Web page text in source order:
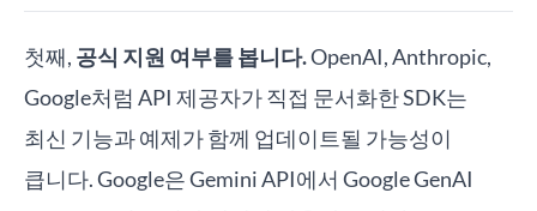
첫째, 공식 지원 여부를 봅니다.OpenAI, Anthropic,
Google처럼 API 제공자가 직접 문서화한 SDK는
최신 기능과 예제가 함께 업데이트될 가능성이
큽니다. Google은 Gemini API에서 Google GenAI